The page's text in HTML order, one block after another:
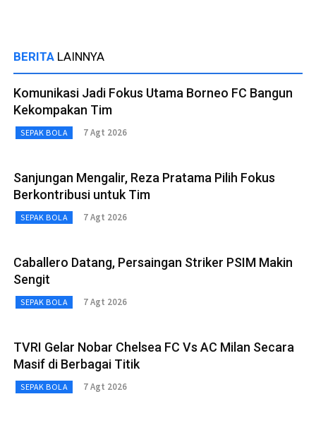
BERITA LAINNYA
Komunikasi Jadi Fokus Utama Borneo FC Bangun
Kekompakan Tim
SEPAK BOLA 7 Agt 2026
Sanjungan Mengalir, Reza Pratama Pilih Fokus
Berkontribusi untuk Tim
SEPAK BOLA 7 Agt 2026
Caballero Datang, Persaingan Striker PSIM Makin
Sengit
SEPAK BOLA 7 Agt 2026
TVRI Gelar Nobar Chelsea FC Vs AC Milan Secara
Masif di Berbagai Titik
SEPAK BOLA 7 Agt 2026